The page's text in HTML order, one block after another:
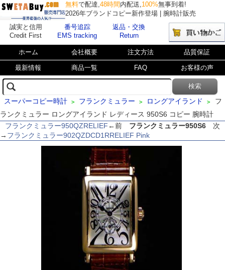
無料で配達,48時間 内配送,100%無事到着!
2026年ブランドコピー新作登場 | 腕時計販売
誠実と信用
Credit First
番号追踪
EMS tracking
返品・交換
Return
ホーム 会社概要 注文方法 品質保証
最新情報 商品一覧 FAQ お客様の声
スーパーコピー時計 > フランクミュラー > ロングアイランド >
フ
ランクミュラー ロングアイランド レディース 950S6 コピー 腕時計
フランクミュラー950QZRELIEF ←前 フランクミュラー950S6
次
→ フランクミュラー902QZDCD1RRELIEF Pink